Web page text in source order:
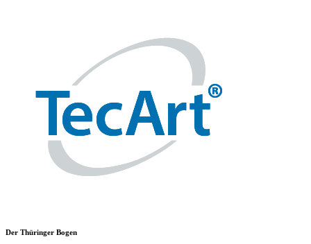
Der Thüringer Bogen